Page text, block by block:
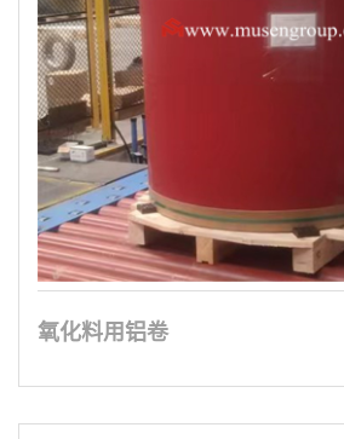
氧化料用铝卷